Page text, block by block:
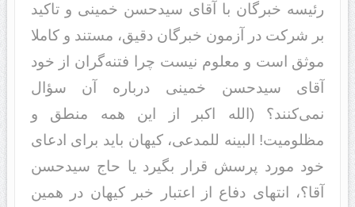
رئیسه خبرگان با آقای سیدحسن خمینی و تاکید
بر شرکت در آزمون خبرگان دقیق، مستند و کاملا
موثق است و معلوم نیست چرا فتنه‌گران از خود
آقای سیدحسن خمینی درباره آن سؤال
نمی‌کنند؟ (الله اکبر از این همه منطق و
مظلومیت! البینه للمدعی، کیهان باید برای ادعای
خود مورد پرسش قرار بگیرد یا حاج سیدحسن
آقا؟، انتهای دفاع از اعتبار خبر کیهان در همین